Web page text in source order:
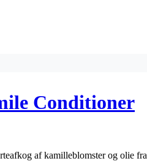
Conditioner
af kamilleblomster og olie fra